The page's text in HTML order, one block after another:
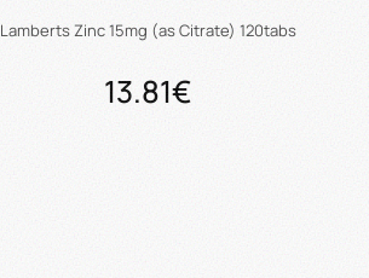
Lamberts Zinc 15mg (as Citrate) 120tabs
13.81€